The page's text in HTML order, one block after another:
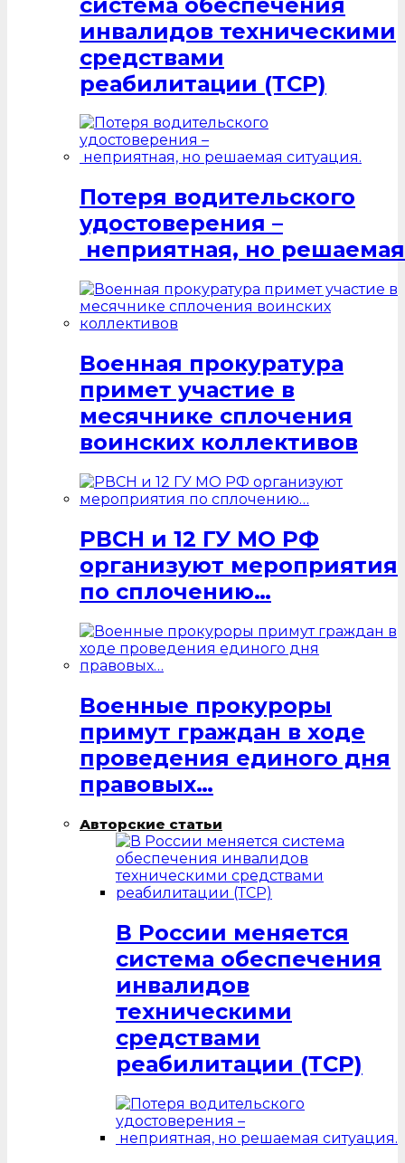
инвалидов техническими
средствами
реабилитации (ТСР)
Потеря водительского
удостоверения –
неприятная, но
Военная прокуратура
примет участие в
месячнике сплочения
воинских коллективов
РВСН и 12 ГУ МО РФ
организуют мероприятия
по сплочению…
Военные прокуроры
примут граждан в ходе
проведения единого дня
правовых…
Авторские статьи
В России меняется
система обеспечения
инвалидов
техническими
средствами
реабилитации (ТСР)